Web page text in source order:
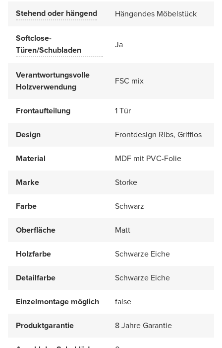
Stehend oder hängend Hängendes Möbelstück
Softclose-
Türen/Schubladen
Ja
Verantwortungsvolle
Holzverwendung
FSC mix
Frontaufteilung 1 Tür
Design Frontdesign Ribs, Grifflos
Material MDF mit PVC-Folie
Marke Storke
Farbe Schwarz
Oberfläche Matt
Holzfarbe Schwarze Eiche
Detailfarbe Schwarze Eiche
Einzelmontage möglich false
Produktgarantie 8 Jahre Garantie